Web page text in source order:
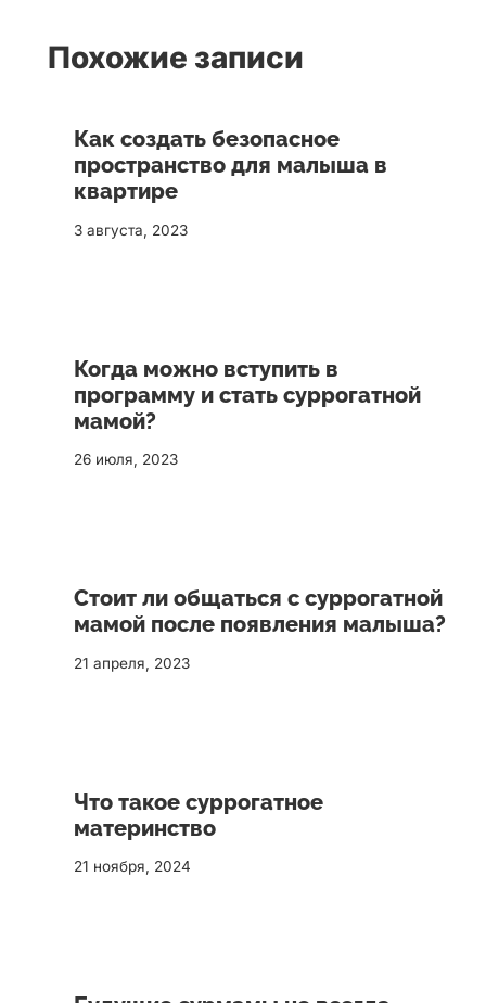
Похожие записи
Как создать безопасное
пространство для малыша в
квартире
3 августа, 2023
Когда можно вступить в
программу и стать суррогатной
мамой?
26 июля, 2023
Стоит ли общаться с суррогатной
мамой после появления малыша?
21 апреля, 2023
Что такое суррогатное
материнство
21 ноября, 2024